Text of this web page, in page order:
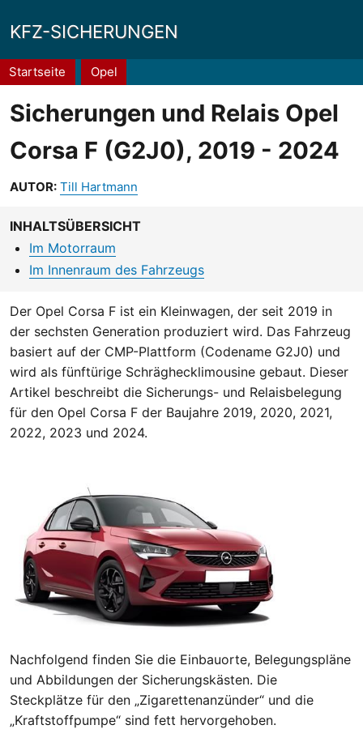
KFZ-SICHERUNGEN
Pfadnavigation
Startseite Opel
Sicherungen und Relais Opel
Corsa F (G2J0), 2019 - 2024
AUTOR: Till Hartmann
INHALTSÜBERSICHT
Im Motorraum
Im Innenraum des Fahrzeugs
Der Opel Corsa F ist ein Kleinwagen, der seit 2019 in
der sechsten Generation produziert wird. Das Fahrzeug
basiert auf der CMP-Plattform (Codename G2J0) und
wird als fünftürige Schräghecklimousine gebaut. Dieser
Artikel beschreibt die Sicherungs- und Relaisbelegung
für den Opel Corsa F der Baujahre 2019, 2020, 2021,
2022, 2023 und 2024.
Nachfolgend finden Sie die Einbauorte, Belegungspläne
und Abbildungen der Sicherungskästen. Die
Steckplätze für den „Zigarettenanzünder“ und die
„Kraftstoffpumpe“ sind fett hervorgehoben.